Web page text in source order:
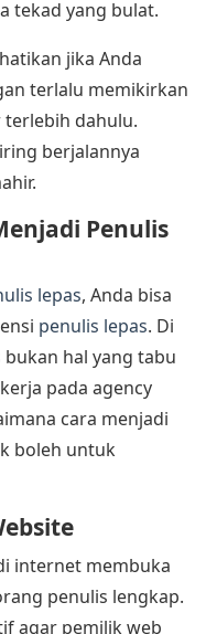
tekad yang bulat.
jika Anda
terlalu memikirkan
terlebih dahulu.
berjalannya
Penulis
lepas, Anda bisa
penulis lepas. Di
hal yang tabu
pada agency
cara menjadi
boleh untuk
internet membuka
penulis lengkap.
agar pemilik web